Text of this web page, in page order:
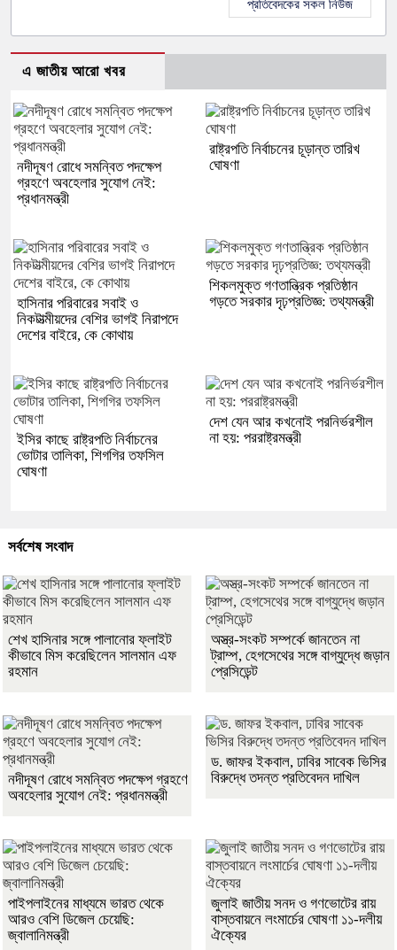
প্রতিবেদকের সকল নিউজ
এ জাতীয় আরো খবর
নদীদূষণ রোধে সমন্বিত পদক্ষেপ
গ্রহণে অবহেলার সুযোগ নেই:
প্রধানমন্ত্রী
রাষ্ট্রপতি নির্বাচনের চূড়ান্ত তারিখ
ঘোষণা
হাসিনার পরিবারের সবাই ও
নিকটাত্মীয়দের বেশির ভাগই নিরাপদে
দেশের বাইরে, কে কোথায়
শিকলমুক্ত গণতান্ত্রিক প্রতিষ্ঠান
গড়তে সরকার দৃঢ়প্রতিজ্ঞ: তথ্যমন্ত্রী
ইসির কাছে রাষ্ট্রপতি নির্বাচনের
ভোটার তালিকা, শিগগির তফসিল
ঘোষণা
দেশ যেন আর কখনোই পরনির্ভরশীল
না হয়: পররাষ্ট্রমন্ত্রী
সর্বশেষ সংবাদ
শেখ হাসিনার সঙ্গে পালানোর ফ্লাইট
কীভাবে মিস করেছিলেন সালমান এফ
রহমান
অস্ত্র-সংকট সম্পর্কে জানতেন না
ট্রাম্প, হেগসেথের সঙ্গে বাগ্‌যুদ্ধে জড়ান
প্রেসিডেন্ট
নদীদূষণ রোধে সমন্বিত পদক্ষেপ গ্রহণে
অবহেলার সুযোগ নেই: প্রধানমন্ত্রী
ড. জাফর ইকবাল, ঢাবির সাবেক ভিসির
বিরুদ্ধে তদন্ত প্রতিবেদন দাখিল
পাইপলাইনের মাধ্যমে ভারত থেকে
আরও বেশি ডিজেল চেয়েছি:
জ্বালানিমন্ত্রী
জুলাই জাতীয় সনদ ও গণভোটের রায়
বাস্তবায়নে লংমার্চের ঘোষণা ১১-দলীয়
ঐক্যের